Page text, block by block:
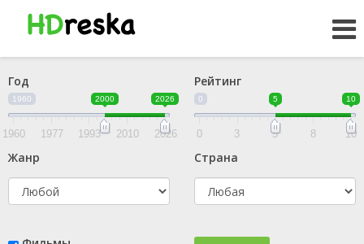
Год
1960 2000 2026
1960 1977 1993 2010 2026
Рейтинг
0 5 10
0 3 5 8 10
Жанр Страна